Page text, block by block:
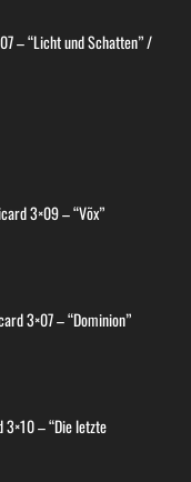
– “Licht und Schatten” /
3×09 – “Võx”
3×07 – “Dominion”
3×10 – “Die letzte